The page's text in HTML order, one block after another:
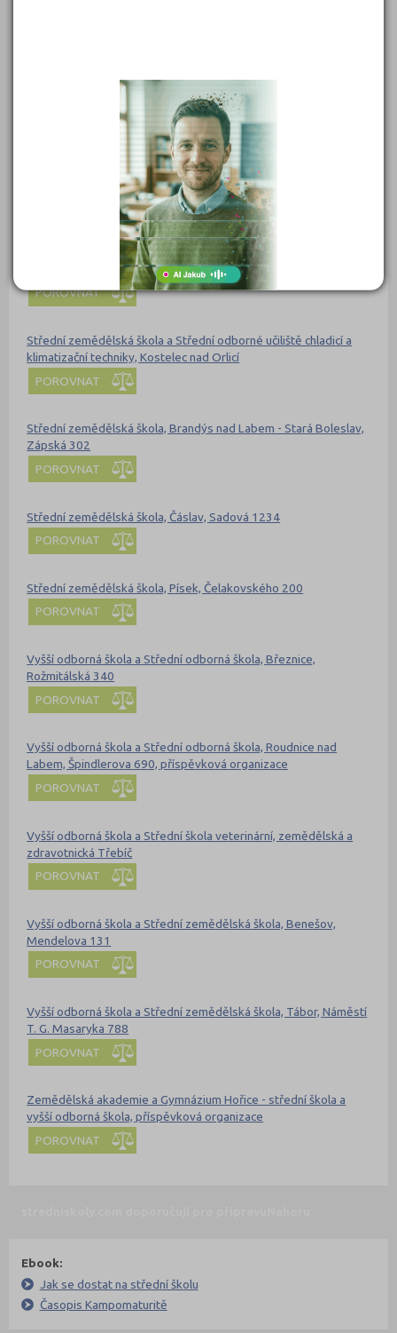
Střední škola zemědělská, Přerov, Osmek 47
Střední vinařská škola Valtice, příspěvková organizace
Střední zemědělská škola a Střední odborná škola Poděbrady,
příspěvková organizace
POROVNAT
Střední zemědělská škola a Střední odborné učiliště chladicí a
klimatizační techniky, Kostelec nad Orlicí
POROVNAT
Střední zemědělská škola, Brandýs nad Labem - Stará Boleslav,
Zápská 302
POROVNAT
Střední zemědělská škola, Čáslav, Sadová 1234
POROVNAT
Střední zemědělská škola, Písek, Čelakovského 200
POROVNAT
Vyšší odborná škola a Střední odborná škola, Březnice,
Rožmitálská 340
POROVNAT
Vyšší odborná škola a Střední odborná škola, Roudnice nad
Labem, Špindlerova 690, příspěvková organizace
POROVNAT
Vyšší odborná škola a Střední škola veterinární, zemědělská a
zdravotnická Třebíč
POROVNAT
Vyšší odborná škola a Střední zemědělská škola, Benešov,
Mendelova 131
POROVNAT
Vyšší odborná škola a Střední zemědělská škola, Tábor, Náměstí
T. G. Masaryka 788
POROVNAT
Zemědělská akademie a Gymnázium Hořice - střední škola a
vyšší odborná škola, příspěvková organizace
POROVNAT
Ebook:
Jak se dostat na střední školu
Časopis Kampomaturitě